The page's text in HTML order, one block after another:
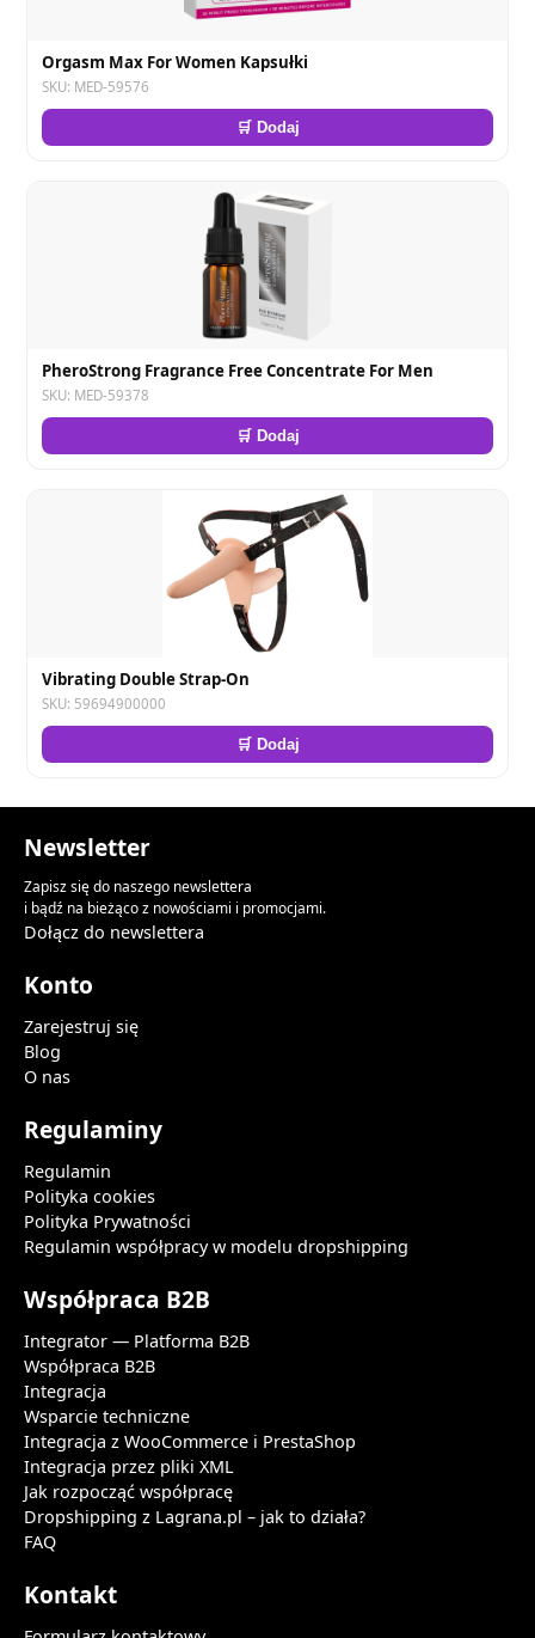
Orgasm Max For Women Kapsułki
SKU: MED-59576
🛒 Dodaj
PheroStrong Fragrance Free Concentrate For Men
SKU: MED-59378
🛒 Dodaj
Vibrating Double Strap-On
SKU: 59694900000
🛒 Dodaj
Newsletter
Zapisz się do naszego newslettera
i bądź na bieżąco z nowościami i promocjami.
Dołącz do newslettera
Konto
Zarejestruj się
Blog
O nas
Regulaminy
Regulamin
Polityka cookies
Polityka Prywatności
Regulamin współpracy w modelu dropshipping
Współpraca B2B
Integrator — Platforma B2B
Współpraca B2B
Integracja
Wsparcie techniczne
Integracja z WooCommerce i PrestaShop
Integracja przez pliki XML
Jak rozpocząć współpracę
Dropshipping z Lagrana.pl – jak to działa?
FAQ
Kontakt